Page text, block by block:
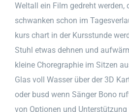
Weltall ein Film gedreht werden,
schwanken schon im
kurs chart in der Kursstunde
Stuhl etwas dehnen und
kleine Choregraphie im Sitzen
Glas voll Wasser über der 3D
oder busd wenn Sänger Bono
von Optionen und